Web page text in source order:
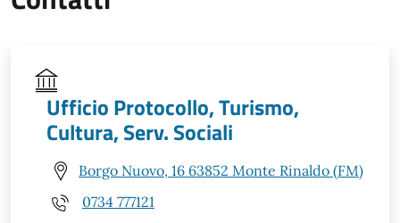
Ufficio Protocollo, Turismo,
Cultura, Serv. Sociali
Borgo Nuovo, 16 63852 Monte Rinaldo (FM)
0734 777121